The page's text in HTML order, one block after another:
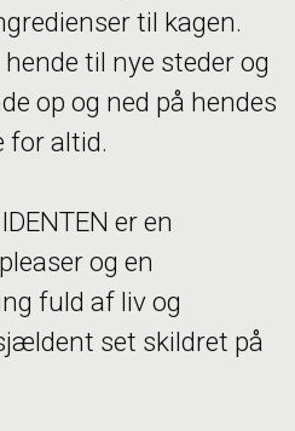
til kagen.
til nye steder og
op og ned på hendes
for altid.
er en
og en
fuld af liv og
set skildret på